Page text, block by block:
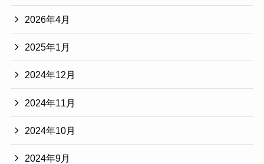
2026年4月
2025年1月
2024年12月
2024年11月
2024年10月
2024年9月